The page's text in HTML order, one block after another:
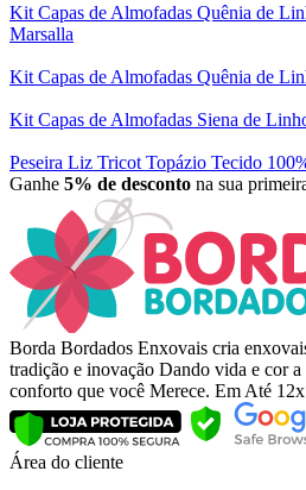
Kit Capas de Almofadas Quênia de
Marsalla
Kit Capas de Almofadas Quênia de
Kit Capas de Almofadas Siena de
Peseira Liz Tricot Topázio Tecido
Ganhe 5% de desconto na sua
Borda Bordados Enxovais cria
tradição e inovação Dando vida e cor
conforto que você Merece. Em Até 12x
Área do cliente